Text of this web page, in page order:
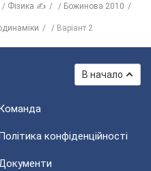
Фізика ✍
Божинова 2010
Варіант 2
В начало
конфіденційності